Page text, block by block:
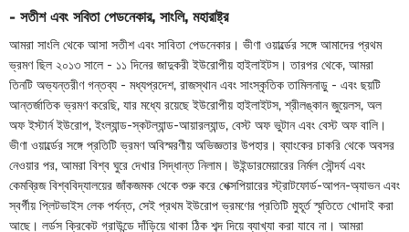
- সতীশ এবং সবিতা পেডনেকার, সাংলি, মহারাষ্ট্র
আমরা সাংলি থেকে আসা সতীশ এবং সাবিতা পেডনেকার। ভীণা ওয়ার্ল্ডের সঙ্গে আমাদের প্রথম
ভ্রমণ ছিল ২০১৩ সালে - ১১ দিনের জাদুকরী ইউরোপীয় হাইলাইটস। তারপর থেকে, আমরা
তিনটি অভ্যন্তরীণ গন্তব্য - মধ্যপ্রদেশ, রাজস্থান এবং সাংস্কৃতিক তামিলনাড়ু - এবং ছয়টি
আন্তর্জাতিক ভ্রমণ করেছি, যার মধ্যে রয়েছে ইউরোপীয় হাইলাইটস, শ্রীলঙ্কান জুয়েলস, অল
অফ ইস্টার্ন ইউরোপ, ইংল্যান্ড-স্কটল্যান্ড-আয়ারল্যান্ড, বেস্ট অফ ভুটান এবং বেস্ট অফ বালি।
ভীণা ওয়ার্ল্ডের সঙ্গে প্রতিটি ভ্রমণ অবিস্মরণীয় অভিজ্ঞতার উপহার। ব্যাংকের চাকরি থেকে অবসর
নেওয়ার পর, আমরা বিশ্ব ঘুরে দেখার সিদ্ধান্ত নিলাম। উইন্ডারমেয়ারের নির্মল সৌন্দর্য এবং
কেমব্রিজ বিশ্ববিদ্যালয়ের জাঁকজমক থেকে শুরু করে শেক্সপিয়ারের স্ট্রাটফোর্ড-আপন-অ্যাভন এবং
স্বর্গীয় প্লিটভাইস লেক পর্যন্ত, সেই প্রথম ইউরোপ ভ্রমণের প্রতিটি মুহূর্ত স্মৃতিতে খোদাই করা
আছে। লর্ডস ক্রিকেট গ্রাউন্ডে দাঁড়িয়ে থাকা ঠিক শব্দ দিয়ে ব্যাখ্যা করা যাবে না। আমরা